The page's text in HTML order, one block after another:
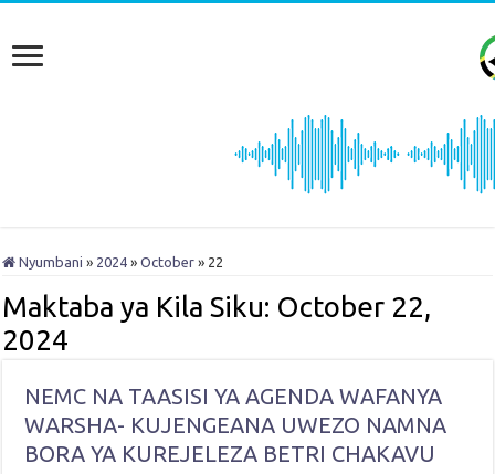
Nyumbani » 2024 » October » 22
Maktaba ya Kila Siku: October 22,
2024
NEMC NA TAASISI YA AGENDA WAFANYA
WARSHA- KUJENGEANA UWEZO NAMNA
BORA YA KUREJELEZA BETRI CHAKAVU